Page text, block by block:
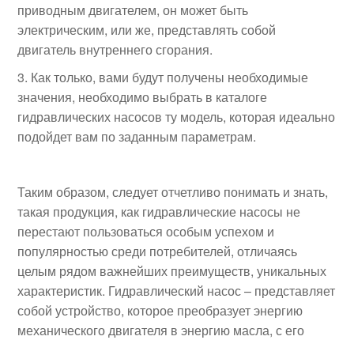
приводным двигателем, он может быть
электрическим, или же, представлять собой
двигатель внутреннего сгорания.
Как только, вами будут получены необходимые
значения, необходимо выбрать в каталоге
гидравлических насосов ту модель, которая идеально
подойдет вам по заданным параметрам.
Таким образом, следует отчетливо понимать и знать,
такая продукция, как гидравлические насосы не
перестают пользоваться особым успехом и
популярностью среди потребителей, отличаясь
целым рядом важнейших преимуществ, уникальных
характеристик. Гидравлический насос – представляет
собой устройство, которое преобразует энергию
механического двигателя в энергию масла, с его